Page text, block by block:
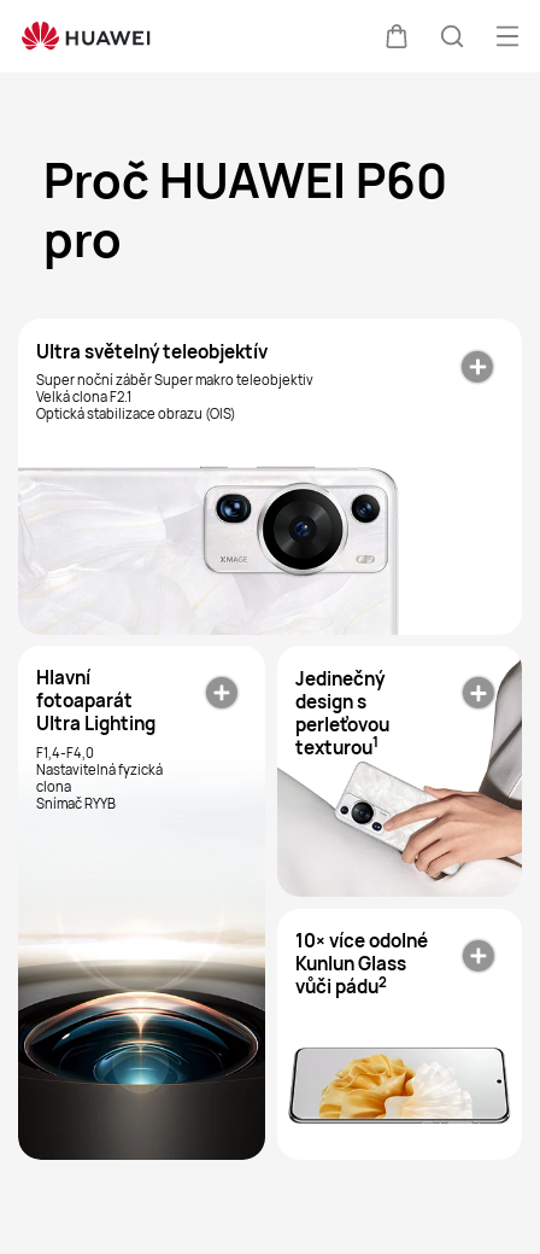
Proč HUAWEI P60
pro
Ultra světelný teleobjektív
Super noční záběrSuper makro teleobjektiv
Velká clona F2.1
Optická stabilizace obrazu (OIS)
Hlavní
fotoaparát
Ultra Lighting
F1,4-F4,0
Nastavitelná fyzická
clona
Snímač RYYB
Jedinečný
design s
perleťovou
texturou1
10× více odolné
Kunlun Glass
vůči pádu2